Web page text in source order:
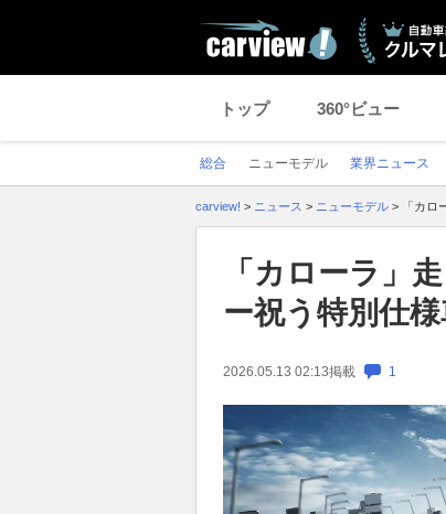
トップ 360°ビュー
総合 ニューモデル 業界ニュース
carview! > ニュース > ニューモデル > 「カ
「カローラ」
ー祝う特別仕
2026.05.13 02:13掲載 1